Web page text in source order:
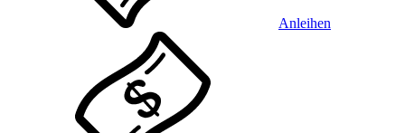
Anleihen